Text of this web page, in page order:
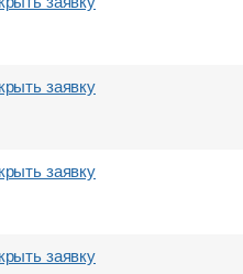
заявку
заявку
заявку